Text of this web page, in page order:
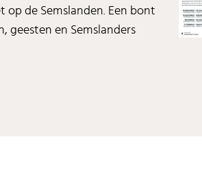
de Semslanden. Een bont
geesten en Semslanders